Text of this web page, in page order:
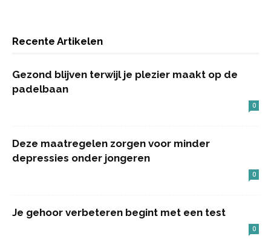
Recente Artikelen
Gezond blijven terwijl je plezier maakt op de
padelbaan
0
Deze maatregelen zorgen voor minder
depressies onder jongeren
0
Je gehoor verbeteren begint met een test
0